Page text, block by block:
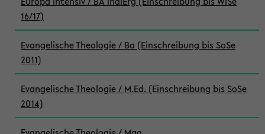
16/17)
Evangelische Theologie / Ba (Einschreibung bis SoSe
2011)
Evangelische Theologie / M.Ed. (Einschreibung bis SoSe
2014)